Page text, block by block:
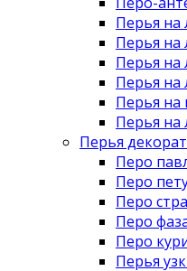
Перья на
Перья на
Перья на
Перья на
Перья на
Перья на
Перья
Перо
Перо
Перо
Перо
Перо
Перья